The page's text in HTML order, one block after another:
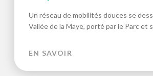
Un réseau de mobilités douces se
Vallée de la Maye, porté par le Parc et
EN SAVOIR